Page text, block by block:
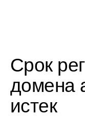
Срок
домена
истек